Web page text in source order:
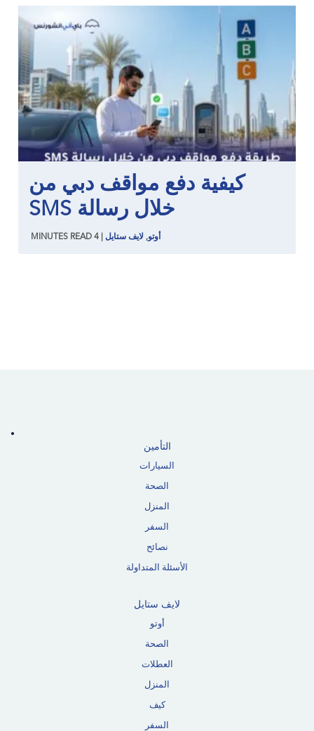
كيفية دفع مواقف دبي من
خلال رسالة SMS
أوتو, لايف ستايل 4
MINUTES READ
التأمين
السيارات
الصحة
المنزل
السفر
نصائح
الأسئلة المتداولة
لايف ستايل
أوتو
الصحة
العطلات
المنزل
كيف
السفر